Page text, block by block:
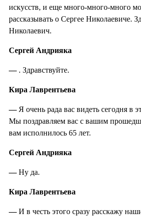
искусств, и еще много-много-много
рассказывать о Сергее Николаевиче.
Николаевич.
Сергей Андрияка
— . Здравствуйте.
Кира Лаврентьева
— Я очень рада вас видеть сегодня в
Мы поздравляем вас с вашим
вам исполнилось 65 лет.
Сергей Андрияка
—Ну да.
Кира Лаврентьева
—И в честь этого сразу расскажу